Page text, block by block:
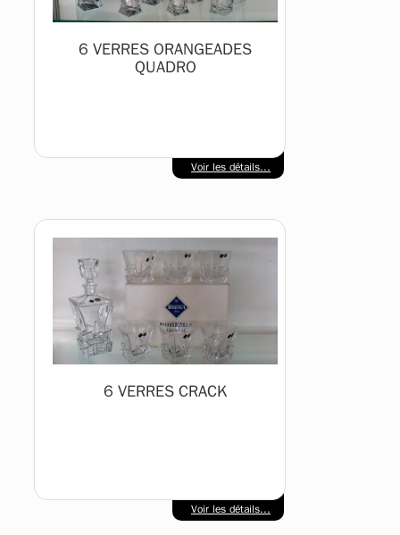
6 VERRES ORANGEADES
QUADRO
Voir les détails...
6 VERRES CRACK
Voir les détails...